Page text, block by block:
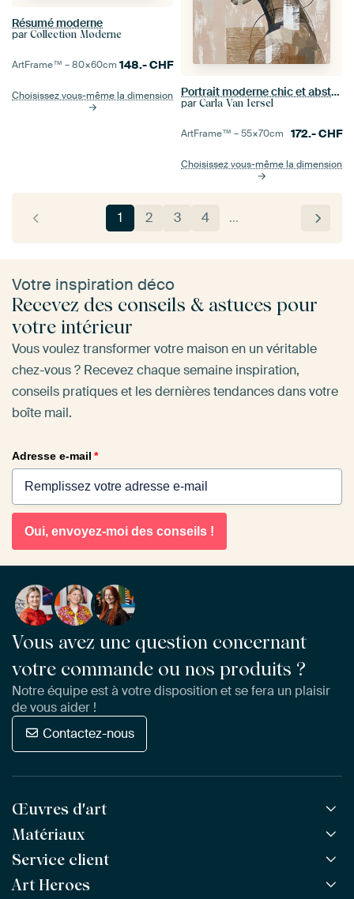
Résumé moderne
par Collection Moderne
ArtFrame™ –80×60cm 148.-CHF
Choisissez vous-même la dimension Portrait moderne chic et abstrait dans les tons de terre
par Carla Van Iersel
ArtFrame™ –55×70cm 172.-CHF
Choisissez vous-même la dimension
1 2 3 4 …
Votre inspiration déco
Recevez des conseils & astuces pour
votre intérieur
Vous voulez transformer votre maison en un véritable
chez-vous ? Recevez chaque semaine inspiration,
conseils pratiques et les dernières tendances dans votre
boîte mail.
Adresse e-mail *
Oui, envoyez-moi des conseils !
Vous avez une question concernant
votre commande ou nos produits ?
Notre équipe est à votre disposition et se fera un plaisir
de vous aider !
Contactez-nous
Œuvres d'art
Toutes les œuvres
Toutes les collections
Tous les artistes
Matériaux
ArtFrame™ POPULAIRE
ArtFrame™ en bois
Service client
Questions fréquentes
Art Heroes